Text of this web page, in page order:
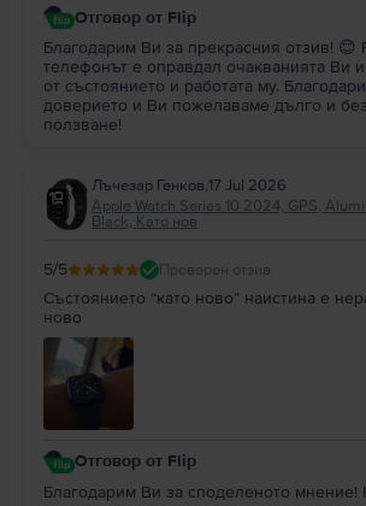
Отговор от Flip
Благодарим Ви за прекрасния отзив! 😊
телефонът е оправдал очакванията Ви
от състоянието и работата му.
доверието и Ви пожелаваме дълго и
ползване!
Лъчезар Генков,17 Jul 2026
Apple Watch Series 10 2024, GPS,
Black, Като нов
5/5 Проверен отзив
Състоянието “като ново” наистина е
ново
Отговор от Flip
Благодарим Ви за споделеното мнение!